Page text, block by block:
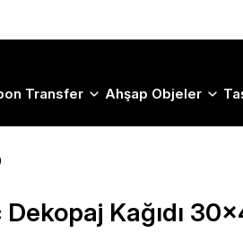
Transfer Ahşap Objeler
Dekopaj Kağıdı